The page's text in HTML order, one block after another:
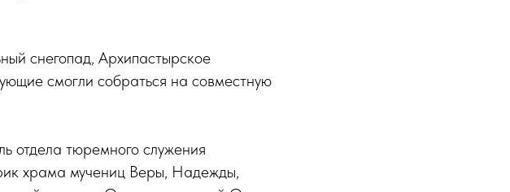
снегопад, Архипастырское
смогли собраться на совместную
отдела тюремного служения
храма мучениц Веры, Надежды,